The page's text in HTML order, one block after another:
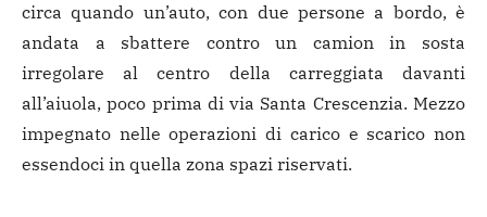
circa quando un’auto, con due persone a bordo, è
andata a sbattere contro un camion in sosta
irregolare al centro della carreggiata davanti
all’aiuola, poco prima di via Santa Crescenzia. Mezzo
impegnato nelle operazioni di carico e scarico non
essendoci in quella zona spazi riservati.